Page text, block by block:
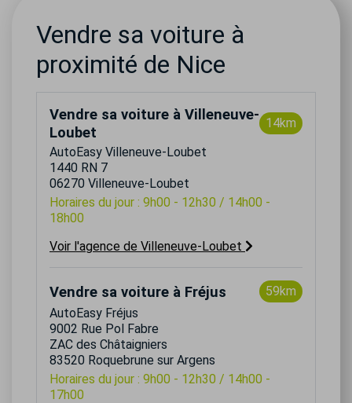
Vendre sa voiture à
proximité de Nice
Vendre sa voiture à Villeneuve-
Loubet
14km
AutoEasy Villeneuve-Loubet
1440 RN 7
06270 Villeneuve-Loubet
Horaires du jour : 9h00 - 12h30 / 14h00 -
18h00
Voir l'agence de Villeneuve-Loubet
Vendre sa voiture à Fréjus
59km
AutoEasy Fréjus
9002 Rue Pol Fabre
ZAC des Châtaigniers
83520 Roquebrune sur Argens
Horaires du jour : 9h00 - 12h30 / 14h00 -
17h00